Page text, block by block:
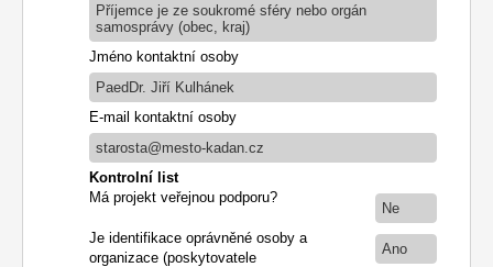
Příjemce je ze soukromé sféry nebo orgán
samosprávy (obec, kraj)
Jméno kontaktní osoby
PaedDr. Jiří Kulhánek
E-mail kontaktní osoby
starosta@mesto-kadan.cz
Kontrolní list
Má projekt veřejnou podporu?
Ne
Je identifikace oprávněné osoby a
organizace (poskytovatele
Ano